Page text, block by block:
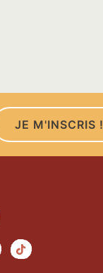
JE M'INSCRIS !